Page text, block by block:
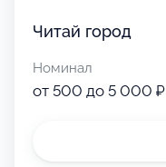
Читай город
Номинал
от 500 до 5 000 ₽